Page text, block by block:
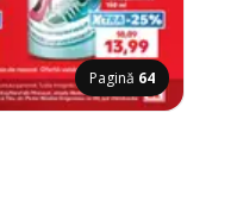
Pagină 64